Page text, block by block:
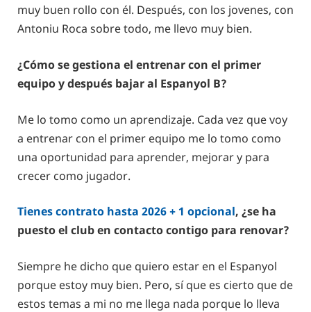
muy buen rollo con él. Después, con los jovenes, con
Antoniu Roca sobre todo, me llevo muy bien.
¿Cómo se gestiona el entrenar con el primer
equipo y después bajar al Espanyol B?
Me lo tomo como un aprendizaje. Cada vez que voy
a entrenar con el primer equipo me lo tomo como
una oportunidad para aprender, mejorar y para
crecer como jugador.
Tienes contrato hasta 2026 + 1 opcional, ¿se ha
puesto el club en contacto contigo para renovar?
Siempre he dicho que quiero estar en el Espanyol
porque estoy muy bien. Pero, sí que es cierto que de
estos temas a mi no me llega nada porque lo lleva